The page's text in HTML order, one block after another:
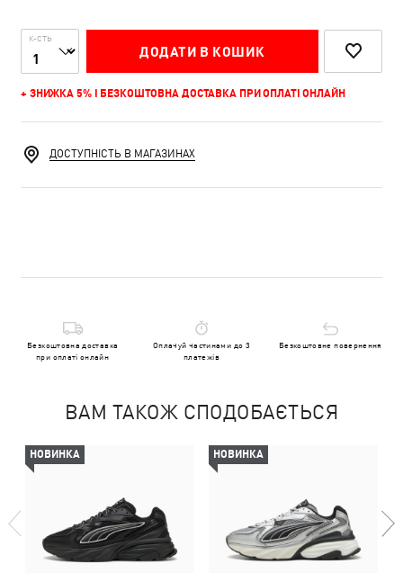
К-СТЬ
ДОДАТИ В КОШИК
+ ЗНИЖКА 5% І БЕЗКОШТОВНА ДОСТАВКА ПРИ ОПЛАТІ ОНЛАЙН
ДОСТУПНІСТЬ В МАГАЗИНАХ
Безкоштовна доставка
при оплаті онлайн
Оплачуй частинами до 3
платежів
Безкоштовне повернення
ВАМ ТАКОЖ СПОДОБАЄТЬСЯ
НОВИНКА НОВИНКА